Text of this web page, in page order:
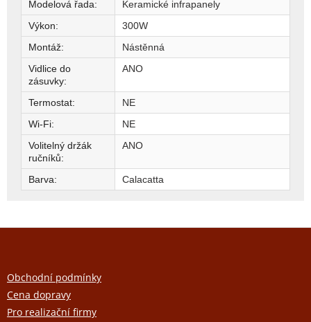
Modelová řada:
Keramické infrapanely
Výkon:
300W
Montáž:
Nástěnná
Vidlice do
zásuvky:
ANO
Termostat:
NE
Wi-Fi:
NE
Volitelný držák
ručníků:
ANO
Barva: Calacatta
Z
aObchodní podmínky
Cena dopravy
Pro realizační firmy